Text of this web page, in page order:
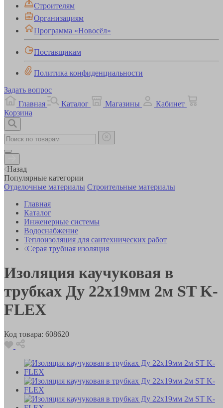
Строителям
Организациям
Программа «Новосёл»
Поставщикам
Политика конфиденциальности
Задать вопрос
Главная
Каталог Магазины
Кабинет
Корзина
Назад
Популярные категории
Отделочные материалы Строительные материалы
Главная
Каталог
Инженерные системы
Водоснабжение
Теплоизоляция для сантехнических работ
Серая трубная изоляция
Изоляция каучуковая в
трубках Ду 22х19мм 2м ST K-
FLEX
Код товара: 608620